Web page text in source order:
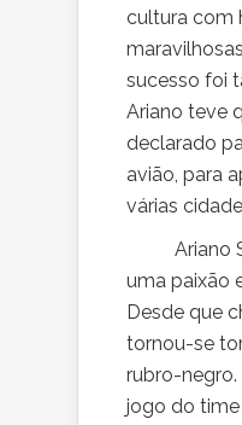
cultura com
sucesso foi
Ariano teve
declarado
avião, para
várias
Ariano
uma paixão
Desde que
tornou-se
rubro-
jogo do